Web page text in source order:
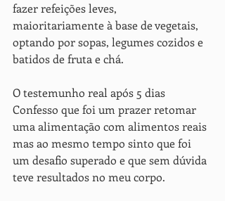
fazer refeições leves,
maioritariamente à base de vegetais,
optando por sopas, legumes cozidos e
batidos de fruta e chá.
O testemunho real após 5 dias
Confesso que foi um prazer retomar
uma alimentação com alimentos reais
mas ao mesmo tempo sinto que foi
um desafio superado e que sem dúvida
teve resultados no meu corpo.